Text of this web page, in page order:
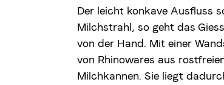
Der leicht konkave Ausfluss
Milchstrahl, so geht das
von der Hand. Mit einer
von Rhinowares aus
Milchkannen. Sie liegt